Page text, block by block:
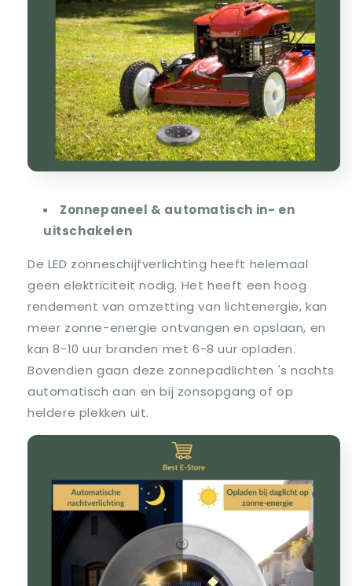
Zonnepaneel & automatisch in- en
uitschakelen
De LED zonneschijfverlichting heeft helemaal
geen elektriciteit nodig. Het heeft een hoog
rendement van omzetting van lichtenergie, kan
meer zonne-energie ontvangen en opslaan, en
kan 8-10 uur branden met 6-8 uur opladen.
Bovendien gaan deze zonnepadlichten 's nachts
automatisch aan en bij zonsopgang of op
heldere plekken uit.